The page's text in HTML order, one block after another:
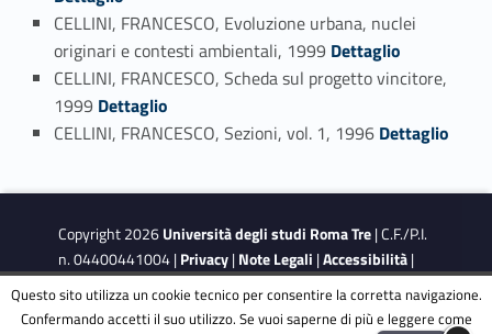
CELLINI, FRANCESCO, Evoluzione urbana, nuclei
originari e contesti ambientali, 1999 Link identifier #identifier_person_59013-95
Dettaglio
CELLINI, FRANCESCO, Scheda sul progetto vincitore,
1999 Link identifier #identifier_person_32803-96
Dettaglio
CELLINI, FRANCESCO, Sezioni, vol. 1, 1996 Link identifier #identifier_person_60358-97
Dettaglio
Copyright 2026Università degli studi Roma Tre| C.F./P.I.
n. 04400441004 |Privacy|Note Legali |Accessibilità|
Obiettivi di accessibilità
| Dichiarazione di accessibilità
Questo sito utilizza un cookie tecnico per consentire la corretta navigazione.
Confermando accetti il suo utilizzo. Se vuoi saperne di più e leggere come